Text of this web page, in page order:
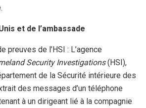
et de l’ambassade
preuves de l’HSI : L’agence
Security Investigations(HSI),
de la Sécurité intérieure des
des messages d’un téléphone
à un dirigeant lié à la compagnie